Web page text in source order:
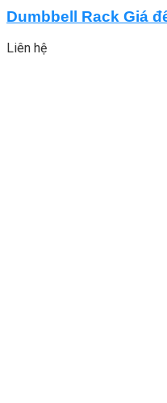
Dumbbell Rack Giá
Liên hệ